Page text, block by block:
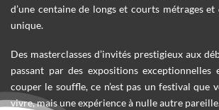
d’une centaine de longs et courts métrages
unique.
Des masterclasses d’invités prestigieux aux
passant par des expositions exceptionnelles
couper le souffle, ce n’est pas un festival que
vivre, mais une expérience à nulle autre